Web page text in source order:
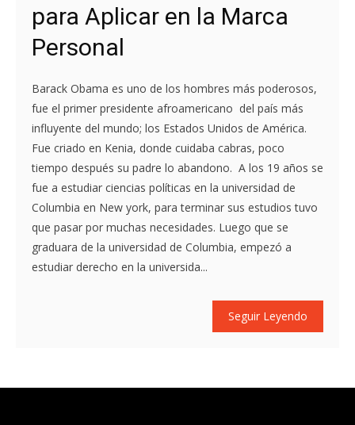
para Aplicar en la Marca
Personal
Barack Obama es uno de los hombres más poderosos,
fue el primer presidente afroamericano del país más
influyente del mundo; los Estados Unidos de América.
Fue criado en Kenia, donde cuidaba cabras, poco
tiempo después su padre lo abandono. A los 19 años se
fue a estudiar ciencias políticas en la universidad de
Columbia en New york, para terminar sus estudios tuvo
que pasar por muchas necesidades. Luego que se
graduara de la universidad de Columbia, empezó a
estudiar derecho en la universida...
Seguir Leyendo